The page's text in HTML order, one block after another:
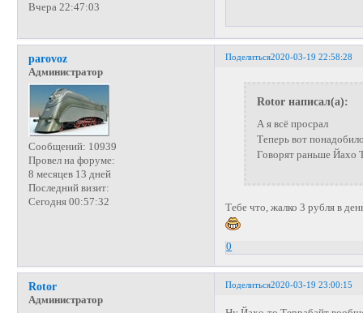
Вчера 22:47:03
Поделиться2020-03-19 22:58:28
parovoz
Администратор
Сообщений: 10939
Провел на форуме:
8 месяцев 13 дней
Последний визит:
Сегодня 00:57:32
Rotor написал(а):
А я всё просрал
Теперь вот
Говорят раньше Йахо
Тебе что, жалко 3 рубля в
0
Поделиться2020-03-19 23:00:15
Rotor
Администратор